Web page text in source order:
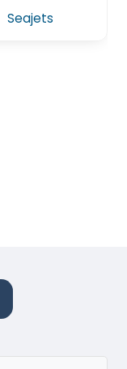
Seajets